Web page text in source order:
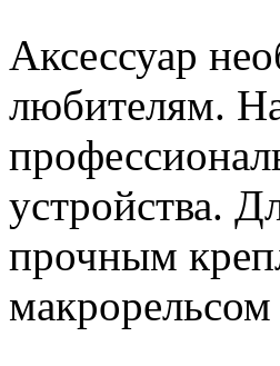
Аксессуар
любителям.
устройства.
прочным